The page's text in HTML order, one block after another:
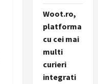
Woot.ro,
platforma
cu cei mai
multi
curieri
integrati